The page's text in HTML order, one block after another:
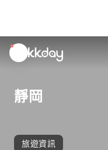
unread
notifications
靜岡
旅遊資訊